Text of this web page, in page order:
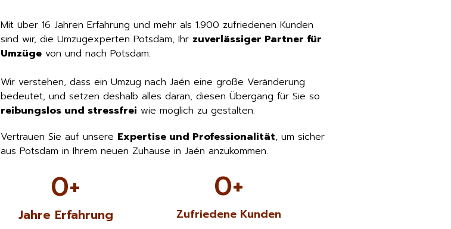
Mit über 16 Jahren Erfahrung und mehr als 1.900 zufriedenen Kunden
sind wir, die Umzugexperten Potsdam, Ihr zuverlässiger Partner für
Umzügevon und nach Potsdam.
Wir verstehen, dass ein Umzug nach Jaén eine große Veränderung
bedeutet, und setzen deshalb alles daran, diesen Übergang für Sie so
reibungslos und stressfrei wie möglich zu gestalten.
Vertrauen Sie auf unsere Expertise und Professionalität, um sicher
aus Potsdam in Ihrem neuen Zuhause in Jaén anzukommen.
0+
Jahre Erfahrung
0+
Zufriedene Kunden